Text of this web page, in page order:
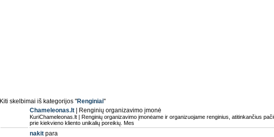
Kiti skelbimai iš kategorijos "Renginiai"
Chameleonas.lt | Renginių organizavimo įmonė
KuriChameleonas.lt | Renginių organizavimo įmonėame ir organizuojame renginius, atitinkančius
prie kiekvieno kliento unikalių poreikių. Mes
nakit para